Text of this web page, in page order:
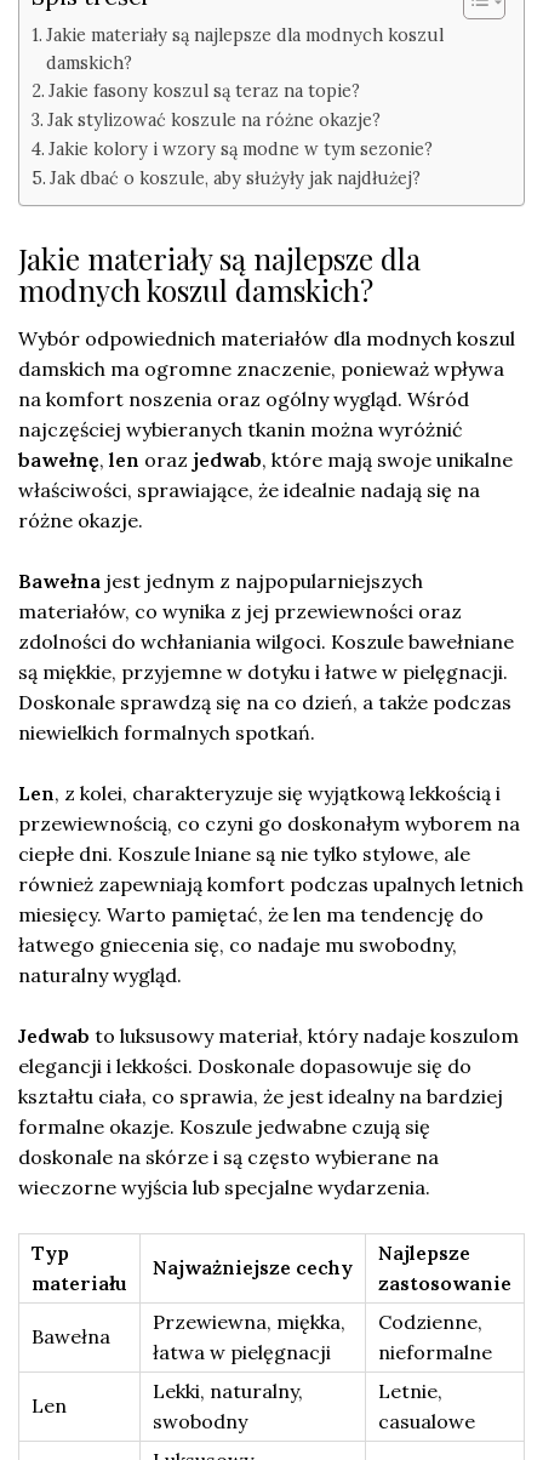
Jakie materiały są najlepsze dla modnych koszul
damskich?
Jakie fasony koszul są teraz na topie?
Jak stylizować koszule na różne okazje?
Jakie kolory i wzory są modne w tym sezonie?
Jak dbać o koszule, aby służyły jak najdłużej?
Jakie materiały są najlepsze dla
modnych koszul damskich?
Wybór odpowiednich materiałów dla modnych koszul
damskich ma ogromne znaczenie, ponieważ wpływa
na komfort noszenia oraz ogólny wygląd. Wśród
najczęściej wybieranych tkanin można wyróżnić
bawełnę, len oraz jedwab, które mają swoje unikalne
właściwości, sprawiające, że idealnie nadają się na
różne okazje.
Bawełna jest jednym z najpopularniejszych
materiałów, co wynika z jej przewiewności oraz
zdolności do wchłaniania wilgoci. Koszule bawełniane
są miękkie, przyjemne w dotyku i łatwe w pielęgnacji.
Doskonale sprawdzą się na co dzień, a także podczas
niewielkich formalnych spotkań.
Len, z kolei, charakteryzuje się wyjątkową lekkością i
przewiewnością, co czyni go doskonałym wyborem na
ciepłe dni. Koszule lniane są nie tylko stylowe, ale
również zapewniają komfort podczas upalnych letnich
miesięcy. Warto pamiętać, że len ma tendencję do
łatwego gniecenia się, co nadaje mu swobodny,
naturalny wygląd.
Jedwab to luksusowy materiał, który nadaje koszulom
elegancji i lekkości. Doskonale dopasowuje się do
kształtu ciała, co sprawia, że jest idealny na bardziej
formalne okazje. Koszule jedwabne czują się
doskonale na skórze i są często wybierane na
wieczorne wyjścia lub specjalne wydarzenia.
Typ
materiału
Najważniejsze cechy
Najlepsze
zastosowanie
Bawełna
Przewiewna, miękka,
łatwa w pielęgnacji
Codzienne,
nieformalne
Len
Lekki, naturalny,
swobodny
Letnie,
casualowe